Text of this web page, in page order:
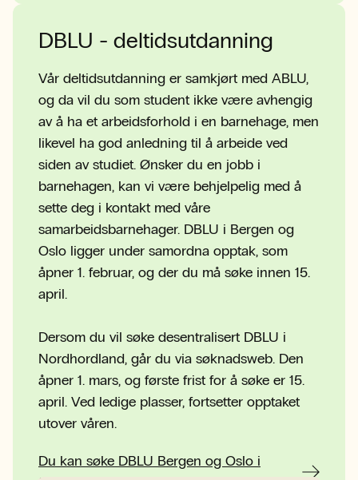
DBLU - deltidsutdanning
Vår deltidsutdanning er samkjørt med ABLU,
og da vil du som student ikke være avhengig
av å ha et arbeidsforhold i en barnehage, men
likevel ha god anledning til å arbeide ved
siden av studiet. Ønsker du en jobb i
barnehagen, kan vi være behjelpelig med å
sette deg i kontakt med våre
samarbeidsbarnehager. DBLU i Bergen og
Oslo ligger under samordna opptak, som
åpner 1. februar, og der du må søke innen 15.
april.
Dersom du vil søke desentralisert DBLU i
Nordhordland, går du via søknadsweb. Den
åpner 1. mars, og første frist for å søke er 15.
april. Ved ledige plasser, fortsetter opptaket
utover våren.
Du kan søke DBLU Bergen og Oslo i